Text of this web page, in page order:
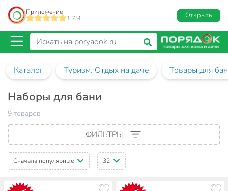
Приложение
1.7M
Открыть
Каталог Туризм. Отдых на даче Товары для
Наборы для бани
9 товаров
ФИЛЬТРЫ
Сначала популярные 32